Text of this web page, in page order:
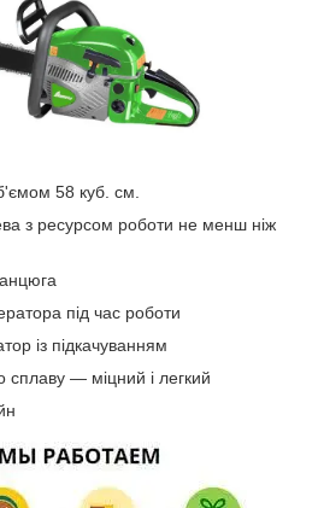
58 куб. см.
з ресурсом роботи не менш ніж
під час роботи
із підкачуванням
сплаву — міцний і легкий